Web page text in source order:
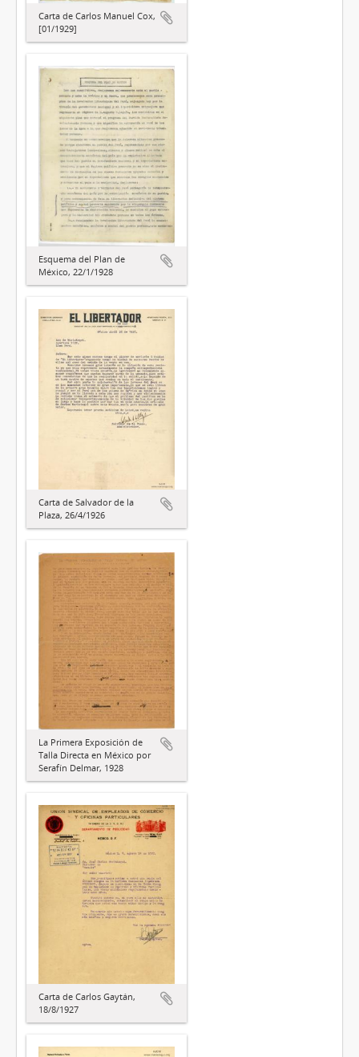
Carta de Carlos Manuel Cox,
[01/1929]
Esquema del Plan de
México, 22/1/1928
Carta de Salvador de la
Plaza, 26/4/1926
La Primera Exposición de
Talla Directa en México por
Serafín Delmar, 1928
Carta de Carlos Gaytán,
18/8/1927